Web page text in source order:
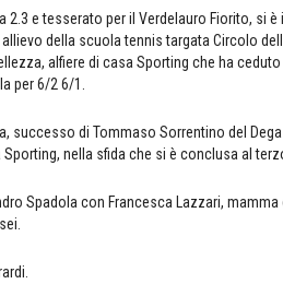
2.3 e tesserato per il Verdelauro Fiorito, si
della scuola tennis targata Circolo
alfiere di casa Sporting che ha
per 6/2 6/1.
successo di Tommaso Sorrentino del
nella sfida che si è conclusa al
Spadola con Francesca Lazzari,